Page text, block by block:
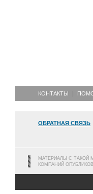
КОНТАКТЫ
ОБРАТНАЯ СВЯЗЬ
МАТЕРИАЛЫ С ТАКОЙ
КОМПАНИЙ